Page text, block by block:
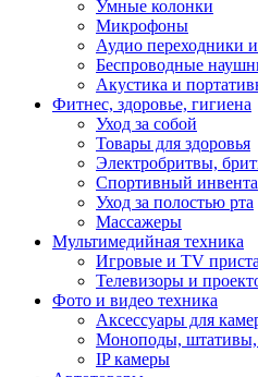
Умные колонки
Микрофоны
Аудио переходники
Беспроводные
Акустика и
Фитнес, здоровье, гигиена
Уход за собой
Товары для здоровья
Электробритвы,
Спортивный
Уход за полостью рта
Массажеры
Мультимедийная техника
Игровые и TV
Телевизоры и
Фото и видео техника
Аксессуары для
Моноподы, штативы,
IP камеры